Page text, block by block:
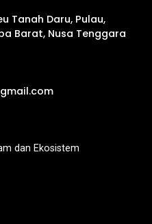
Tanah Daru, Pulau,
Barat, Nusa Tenggara
dan Ekosistem